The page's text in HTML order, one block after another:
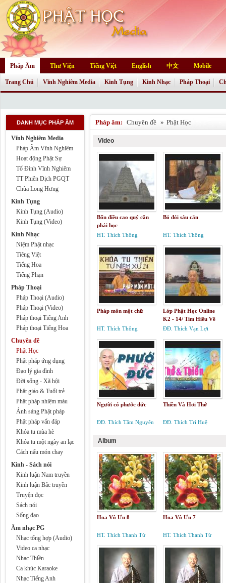
Pháp Âm Thư Viện Tiếng Việt English 中文 Mobile
Trang Chủ Vĩnh Nghiêm Media Kinh Tụng Kinh Nhạc Pháp Thoại
DANH MỤC PHÁP ÂM
Vĩnh Nghiêm Media
Pháp Âm Vĩnh Nghiêm
Hoạt động Phật Sự
Tổ Đình Vĩnh Nghiêm
TT Phiên Dịch PGQT
Chùa Long Hưng
Kinh Tụng
Kinh Tụng (Audio)
Kinh Tụng (Video)
Kinh Nhạc
Niệm Phật nhạc
Tiêng Việt
Tiếng Hoa
Tiếng Phạn
Pháp Thoại
Pháp Thoại (Audio)
Pháp Thoại (Video)
Pháp thoại Tiếng Anh
Pháp thoại Tiếng Hoa
Chuyên đề
Phật Học
Phật pháp ứng dụng
Đạo lý gia đình
Đời sống - Xã hội
Phật giáo & Tuổi trẻ
Phật pháp nhiệm màu
Ánh sáng Phật pháp
Phật pháp vấn đáp
Khóa tu mùa hè
Khóa tu một ngày an lạc
Cách nấu món chay
Kinh - Sách nói
Kinh luận Nam truyền
Kinh luận Bắc truyền
Truyện đọc
Sách nói
Sống đạo
Âm nhạc PG
Nhạc tổng hợp (Audio)
Video ca nhạc
Nhạc Thiền
Ca khúc Karaoke
Nhạc Tiếng Anh
Pháp âm: Chuyên đề » Phật Học
Video
Bốn điều cao quý cần
phải học
HT. Thích Thông
Bỏ đói sáu căn
HT. Thích Thông
Pháp môn một chữ
HT. Thích Thông
Lớp Phật Học Online
K2 - 14/ Tìm Hiểu Về
Triết Lý Trung Đạo
ĐĐ. Thích Vạn Lợi
Người có phước đức
ĐĐ. Thích Tâm Nguyên
Thiền Và Hơi Thở
ĐĐ. Thích Trí Huệ
Album
Hoa Vô Ưu 8
HT. Thích Thanh Từ
Hoa Vô Ưu 7
HT. Thích Thanh Từ